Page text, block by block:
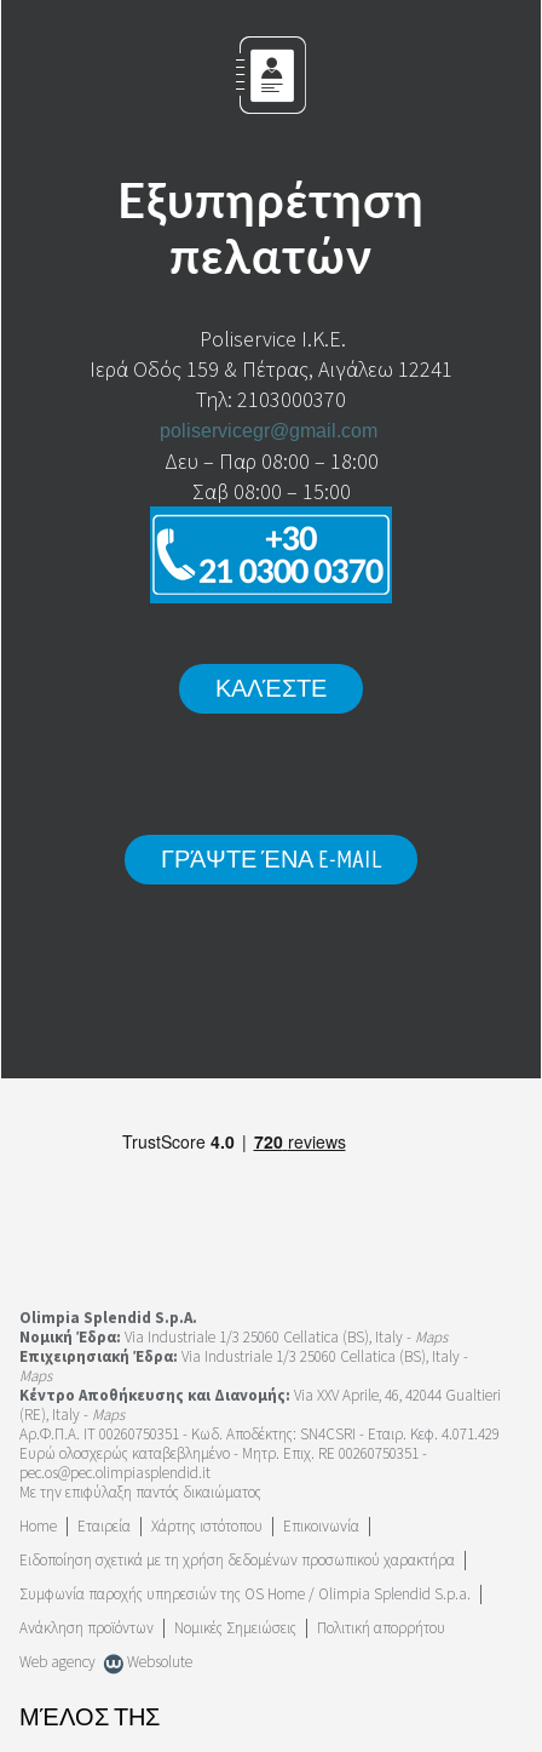
Εξυπηρέτηση
πελατών
Poliservice I.K.E.
Ιερά Οδός 159 & Πέτρας, Αιγάλεω 12241
Τηλ: 2103000370
poliservicegr@gmail.com
Δευ – Παρ 08:00 – 18:00
Σαβ 08:00 – 15:00
ΚΑΛΈΣΤΕ
ΓΡΆΨΤΕ ΈΝΑ E-MAIL
Olimpia Splendid S.p.A.
Νομική Έδρα: Via Industriale 1/3 25060 Cellatica (BS), Italy - Maps
Επιχειρησιακή Έδρα: Via Industriale 1/3 25060 Cellatica (BS), Italy -
Maps
Κέντρο Αποθήκευσης και Διανομής: Via XXV Aprile, 46, 42044 Gualtieri
(RE), Italy - Maps
Αρ.Φ.Π.Α. IT 00260750351 - Κωδ. Αποδέκτης: SN4CSRI - Εταιρ. Κεφ. 4.071.429
Ευρώ ολοσχερώς καταβεβλημένο - Μητρ. Επιχ. RE 00260750351 -
pec.os@pec.olimpiasplendid.it
Με την επιφύλαξη παντός δικαιώματος
Home
Εταιρεία Χάρτης ιστότοπου
Επικοινωνία
Ειδοποίηση σχετικά με τη χρήση δεδομένων προσωπικού χαρακτήρα
Συμφωνία παροχής υπηρεσιών της OS Home / Olimpia Splendid S.p.a.
Ανάκληση προϊόντων
Νομικές Σημειώσεις
Πολιτική απορρήτου
Web agency
Websolute
ΜΈΛΟΣ ΤΗΣ